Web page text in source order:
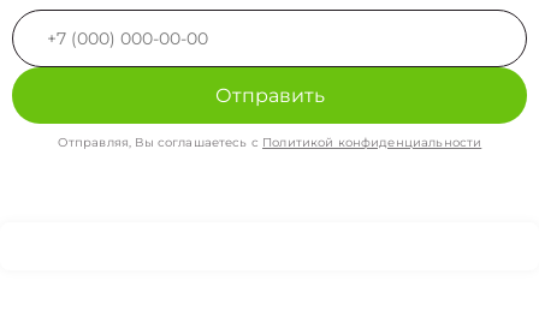
Отправить
Отправляя, Вы соглашаетесь с Политикой конфиденциальности